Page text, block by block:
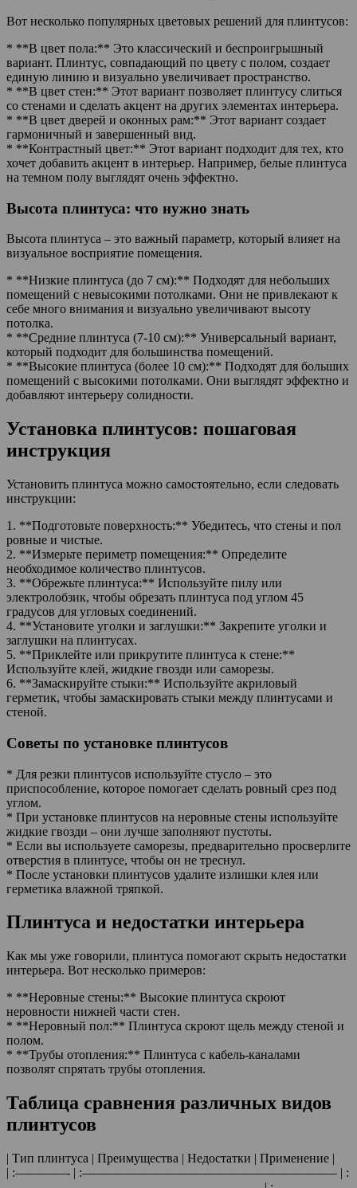
Вот несколько популярных цветовых решений для плинтусов:
* **В цвет пола:** Это классический и беспроигрышный
вариант. Плинтус, совпадающий по цвету с полом, создает
единую линию и визуально увеличивает пространство.
* **В цвет стен:** Этот вариант позволяет плинтусу слиться
со стенами и сделать акцент на других элементах интерьера.
* **В цвет дверей и оконных рам:** Этот вариант создает
гармоничный и завершенный вид.
* **Контрастный цвет:** Этот вариант подходит для тех, кто
хочет добавить акцент в интерьер. Например, белые плинтуса
на темном полу выглядят очень эффектно.
Высота плинтуса: что нужно знать
Высота плинтуса – это важный параметр, который влияет на
визуальное восприятие помещения.
* **Низкие плинтуса (до 7 см):** Подходят для небольших
помещений с невысокими потолками. Они не привлекают к
себе много внимания и визуально увеличивают высоту
потолка.
* **Средние плинтуса (7-10 см):** Универсальный вариант,
который подходит для большинства помещений.
* **Высокие плинтуса (более 10 см):** Подходят для больших
помещений с высокими потолками. Они выглядят эффектно и
добавляют интерьеру солидности.
Установка плинтусов: пошаговая
инструкция
Установить плинтуса можно самостоятельно, если следовать
инструкции:
1. **Подготовьте поверхность:** Убедитесь, что стены и пол
ровные и чистые.
2. **Измерьте периметр помещения:** Определите
необходимое количество плинтусов.
3. **Обрежьте плинтуса:** Используйте пилу или
электролобзик, чтобы обрезать плинтуса под углом 45
градусов для угловых соединений.
4. **Установите уголки и заглушки:** Закрепите уголки и
заглушки на плинтусах.
5. **Приклейте или прикрутите плинтуса к стене:**
Используйте клей, жидкие гвозди или саморезы.
6. **Замаскируйте стыки:** Используйте акриловый
герметик, чтобы замаскировать стыки между плинтусами и
стеной.
Советы по установке плинтусов
* Для резки плинтусов используйте стусло – это
приспособление, которое помогает сделать ровный срез под
углом.
* При установке плинтусов на неровные стены используйте
жидкие гвозди – они лучше заполняют пустоты.
* Если вы используете саморезы, предварительно просверлите
отверстия в плинтусе, чтобы он не треснул.
* После установки плинтусов удалите излишки клея или
герметика влажной тряпкой.
Плинтуса и недостатки интерьера
Как мы уже говорили, плинтуса помогают скрыть недостатки
интерьера. Вот несколько примеров:
* **Неровные стены:** Высокие плинтуса скроют
неровности нижней части стен.
* **Неровный пол:** Плинтуса скроют щель между стеной и
полом.
* **Трубы отопления:** Плинтуса с кабель-каналами
позволят спрятать трубы отопления.
Таблица сравнения различных видов
плинтусов
| Тип плинтуса | Преимущества | Недостатки | Применение |
| :————- | :———————————————————— | :